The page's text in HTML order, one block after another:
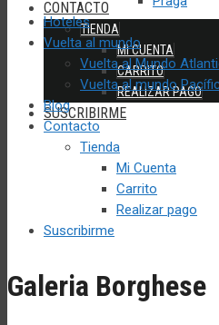
CONTACTO
TIENDA
MI CUENTA
CARRITO
REALIZAR PAGO
SUSCRIBIRME
Hoteles
Vuelta al mundo
Vuelta al Mundo
Vuelta al mundo
Blog
Contacto
Tienda
Mi Cuenta
Carrito
Realizar pago
Suscribirme
Galeria Borghese